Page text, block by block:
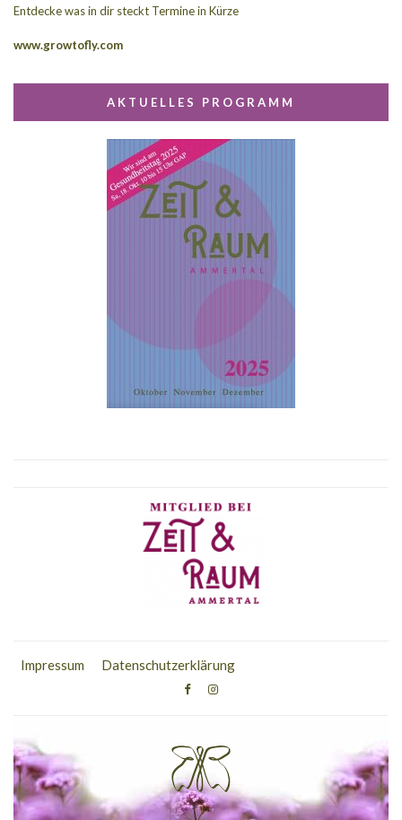
Entdecke was in dir steckt Termine in Kürze
www.growtofly.com
AKTUELLES PROGRAMM
Impressum Datenschutzerklärung